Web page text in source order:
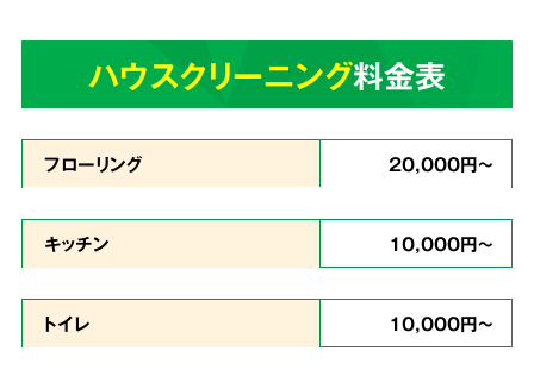
4
あらゆる状況に
スピーディーに対応
どんな現場
でも対応
ハウスクリーニング料金表
フローリング 20,000円～
キッチン 10,000円～
トイレ 10,000円～